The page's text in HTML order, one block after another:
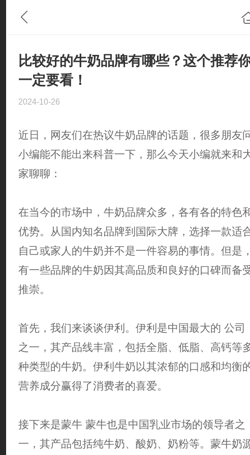
比较好的牛奶品牌有哪些？这个推荐
一定要看！
2024-10-26
近日，网友们在热议牛奶品牌的话题，很多朋友
小编能不能出来科普一下，那么今天小编就来和
家聊聊：
在当今的市场中，牛奶品牌众多，各有各的特色
优势。从国内知名品牌到国际大牌，选择一款适
自己或家人的牛奶并不是一件容易的事情。但是，
有一些品牌的牛奶因其高品质和良好的口碑而备
推崇。
首先，我们来谈谈伊利。伊利是中国最大的 公司
之一，其产品线丰富，包括全脂、低脂、高钙等
种类型的牛奶。伊利牛奶以其浓郁的口感和均衡
营养成分赢得了消费者的喜爱。
接下来是蒙牛 蒙牛也是中国乳业市场的领导者之
一，其产品包括纯牛奶、酸奶、奶粉等。蒙牛奶